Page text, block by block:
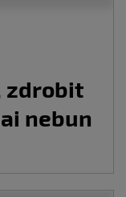
zdrobit
nebun